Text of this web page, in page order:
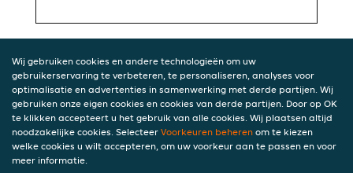
Wij gebruiken cookies en andere technologieën om uw
gebruikerservaring te verbeteren, te personaliseren, analyses voor
optimalisatie en advertenties in samenwerking met derde partijen. Wij
gebruiken onze eigen cookies en cookies van derde partijen. Door op OK
te klikken accepteert u het gebruik van alle cookies. Wij plaatsen altijd
noodzakelijke cookies. Selecteer Voorkeuren beheren om te kiezen
welke cookies u wilt accepteren, om uw voorkeur aan te passen en voor
meer informatie.